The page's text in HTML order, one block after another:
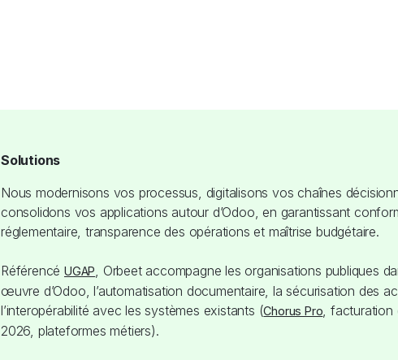
Solutions
Nous modernisons vos processus, digitalisons vos chaînes
consolidons vos applications autour d’Odoo, en garantissant
réglementaire, transparence des opérations et maîtrise budgétaire.
Référencé UGAP, Orbeet accompagne les organisations publiques
œuvre d’Odoo, l’automatisation documentaire, la sécurisation des
l’interopérabilité avec les systèmes existants (Chorus Pro, facturation
2026, plateformes métiers).